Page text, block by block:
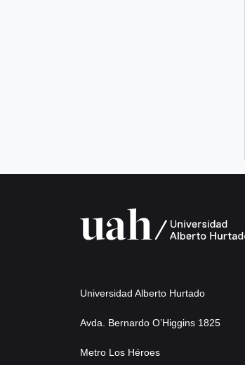
Universidad Alberto Hurtado
Avda. Bernardo O’Higgins 1825
Metro Los Héroes